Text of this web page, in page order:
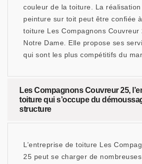
couleur de la toiture. La
peinture sur toit peut être confiée
toiture Les Compagnons Couvreur
Notre Dame. Elle propose ses
qui sont les plus compétitifs du
Les Compagnons Couvreur 25,
toiture qui s’occupe du
structure
L’entreprise de toiture Les
25 peut se charger de